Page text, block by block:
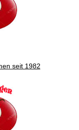
seit 1982